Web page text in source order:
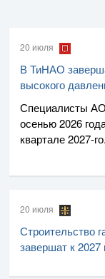
20 июля
В ТиНАО
высокого
Специалисты
осенью 2026
квартале2027-го.
20 июля
Строительство
завершат к 2027